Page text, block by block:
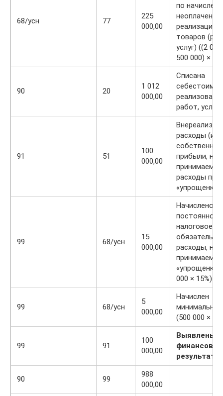
68/усн 77
225
000,00
по
реализации
товаров
услуг) ((2
500 000) ×
90 20
1 012
000,00
Списана
работ, услуг
91 51
100
000,00
расходы (из
собственной
прибыли, не
расходы при
99 68/усн
15
000,00
Начислено
постоянное
налоговое
расходы, не
000 × 15%)
99 68/усн
5
000,00
Начислен
(500 000 ×
99 91
100
000,00
Выявлены
финансовые
результаты
90 99
988
000,00